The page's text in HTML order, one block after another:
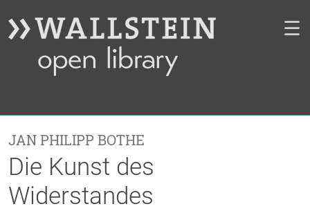
☰
JAN PHILIPP BOTHE
Die Kunst des
Widerstandes